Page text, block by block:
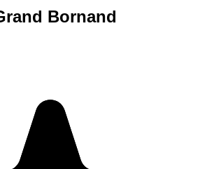
Bornand